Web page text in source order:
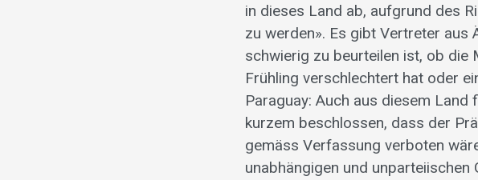
in dieses Land ab, aufgrund des
zu werden». Es gibt Vertreter aus
schwierig zu beurteilen ist, ob die
Frühling verschlechtert hat oder
Paraguay: Auch aus diesem
kurzem beschlossen, dass der
gemäss Verfassung verboten
unabhängigen und